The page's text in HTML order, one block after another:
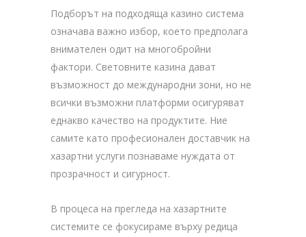
Подборът на подходящa казино система
означава важно избор, което предполага
внимателен одит на многобройни
фактори. Световните казина дават
възможност до международни зони, но не
всички възможни платформи осигуряват
еднакво качество на продуктите. Ние
самите като професионален доставчик на
хазартни услуги познаваме нуждата от
прозрачност и сигурност.
В процеса на прегледа на хазартните
системите се фокусираме върху редица